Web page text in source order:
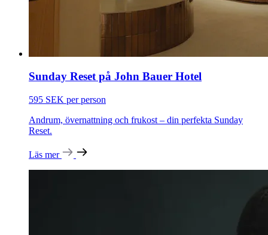
Sunday Reset på John Bauer Hotel
595 SEK per person
Andrum, övernattning och frukost – din perfekta Sunday
Reset.
Läs mer